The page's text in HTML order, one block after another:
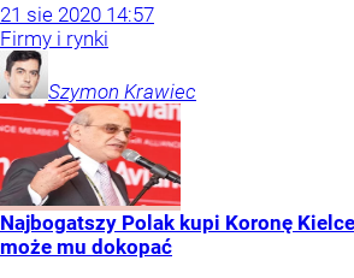
21 sie 2020 14:57
Firmy i rynki
Szymon Krawiec
Najbogatszy Polak kupi Koronę
może mu dokopać